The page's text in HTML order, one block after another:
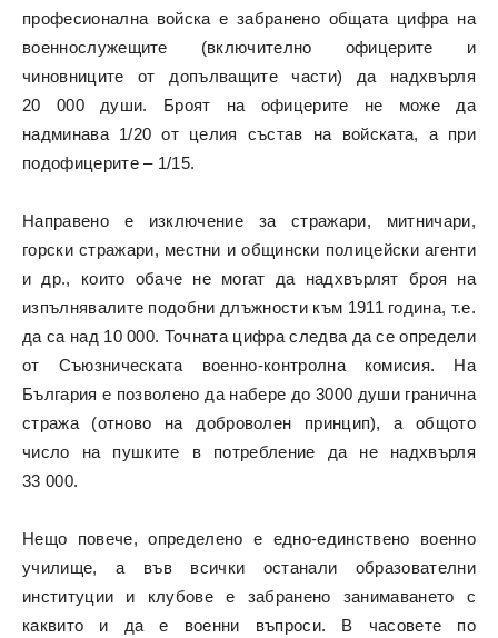
професионална войска е забранено общата цифра на
военнослужещите (включително офицерите и
чиновниците от допълващите части) да надхвърля
20 000 души. Броят на офицерите не може да
надминава 1/20 от целия състав на войската, а при
подофицерите – 1/15.
Направено е изключение за стражари, митничари,
горски стражари, местни и общински полицейски агенти
и др., които обаче не могат да надхвърлят броя на
изпълнявалите подобни длъжности към 1911 година, т.е.
да са над 10 000. Точната цифра следва да се определи
от Съюзническата военно-контролна комисия. На
България е позволено да набере до 3000 души гранична
стража (отново на доброволен принцип), а общото
число на пушките в потребление да не надхвърля
33 000.
Нещо повече, определено е едно-единствено военно
училище, а във всички останали образователни
институции и клубове е забранено занимаването с
каквито и да е военни въпроси. В часовете по